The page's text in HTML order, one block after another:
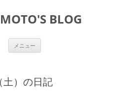
BLOG
メニュー
土）の日記